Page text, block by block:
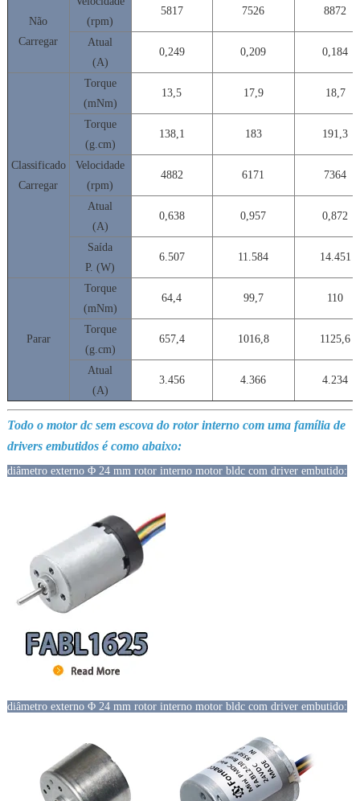
Não
Carregar
(rpm)
5817 7526 8872
Atual
(A)
0,249 0,209 0,184
Classificado
Carregar
Torque
(mNm)
13,5 17,9 18,7
Torque
(g.cm)
138,1 183 191,3
Velocidade
(rpm)
4882 6171 7364
Atual
(A)
0,638 0,957 0,872
Saída
P. (W)
6.507 11.584 14.451
Parar
Torque
(mNm)
64,4 99,7 110
Torque
(g.cm)
657,4 1016,8 1125,6
Atual
(A)
3.456 4.366 4.234
Todo o motor dc sem escova do rotor interno com uma família de
drivers embutidos é como abaixo:
diâmetro externo Φ 24 mm rotor interno motor bldc com driver embutido:
diâmetro externo Φ 24 mm rotor interno motor bldc com driver embutido: